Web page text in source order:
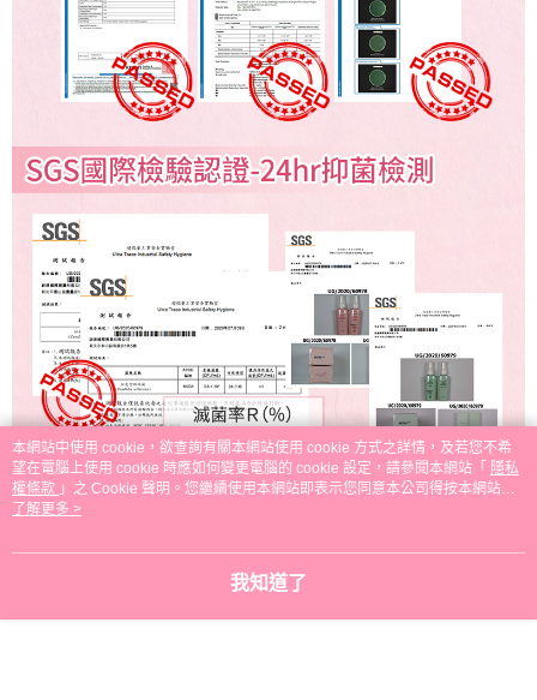
本網站中使用 cookie，欲查詢有關本網站使用 cookie 方式之詳情，及若您不希
望在電腦上使用 cookie 時應如何變更電腦的 cookie 設定，請參閱本網站「 隱私
權條款 」之 Cookie 聲明。您繼續使用本網站即表示您同意本公司得按本網站使
用條款之 Cookie 聲明使用 cookie。
了解更多 >
我知道了